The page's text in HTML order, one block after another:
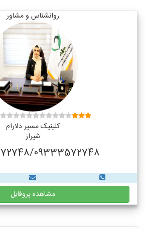
روانشناس و مشاور
کلینیک مسیر دلارام
شیراز
09333572748
مشاهده پروفایل